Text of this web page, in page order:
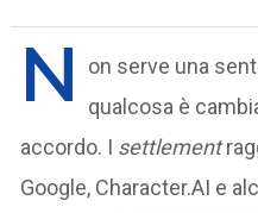
N
on serve una
qualcosa è
accordo. I settlement
Google, Character.AI e